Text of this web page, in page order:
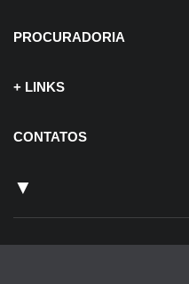
PROCURADORIA
+ LINKS
CONTATOS
▼